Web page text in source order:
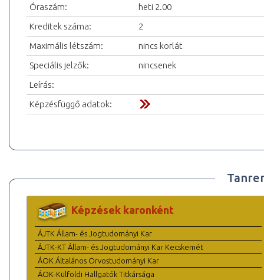
Óraszám:
heti 2.00
Kreditek száma:
2
Maximális létszám:
nincs korlát
Speciális jelzők:
nincsenek
Leírás:
Képzésfüggő adatok:
Képzések karonként
ÁJTK Állam- és Jogtudományi Kar
ÁJTK-KT Állam- és Jogtudományi Kar Kecskemét
ÁOK Általános Orvostudományi Kar
ÁOK-Külföldi Hallgatók Titkársága